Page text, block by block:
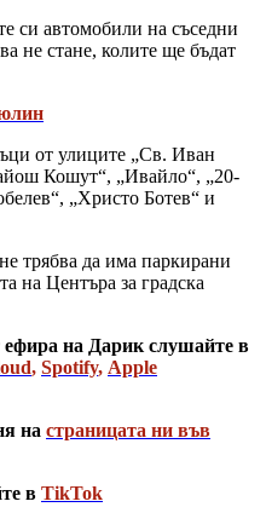
си автомобили на съседни
не стане, колите ще бъдат
от улиците „Св. Иван
Кошут“, „Ивайло“, „20-
„Христо Ботев“ и
трябва да има паркирани
на Центъра за градска
ефира на Дарик слушайте в
, Spotify, Apple
на страницата ни във
в TikTok